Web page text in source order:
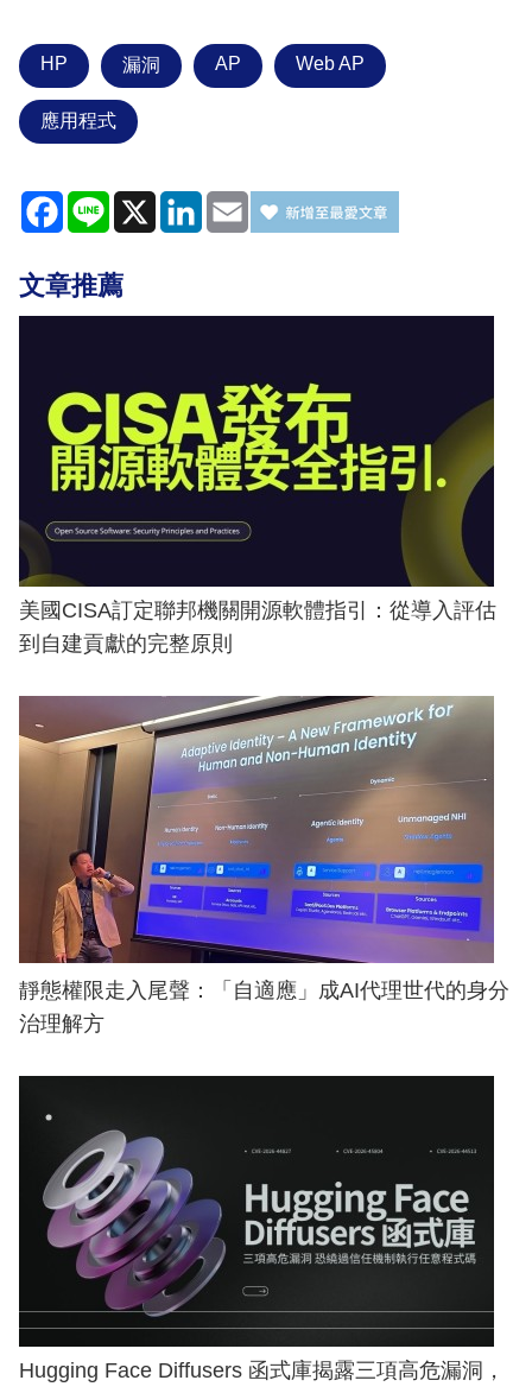
HP 漏洞 AP Web AP
應用程式
Facebook
Line X LinkedIn
Email
文章推薦
美國CISA訂定聯邦機關開源軟體指引：從導入評估
到自建貢獻的完整原則
靜態權限走入尾聲：「自適應」成AI代理世代的身分
治理解方
Hugging Face Diffusers 函式庫揭露三項高危漏洞，